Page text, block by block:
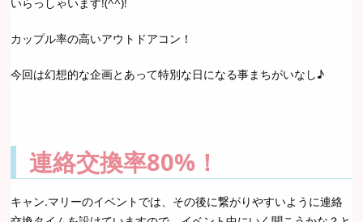
カップル率の高いアウトドアコン！
今回は幻想的な企画とあって特別な日になる事まちがいなし♪
連絡交換率80%！
キャン.マリーのイベントでは、その後に繋がりやすいように連絡